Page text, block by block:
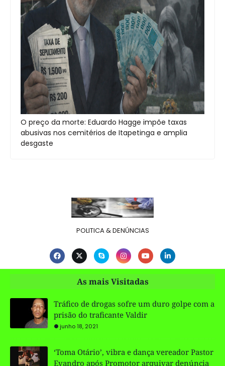
O preço da morte: Eduardo Hagge impõe taxas
abusivas nos cemitérios de Itapetinga e amplia
desgaste
POLITICA & DENÚNCIAS
As mais Visitadas
Tráfico de drogas sofre um duro golpe com a
prisão do traficante Valdir
junho 18, 2021
‘Toma Otário’, vibra e dança vereador Pastor
Evandro após Promotor arquivar denúncia